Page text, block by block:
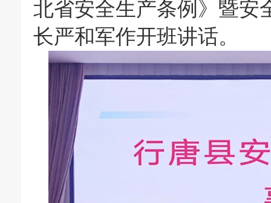
北省安全生产条例》暨安
长严和军作开班讲话。